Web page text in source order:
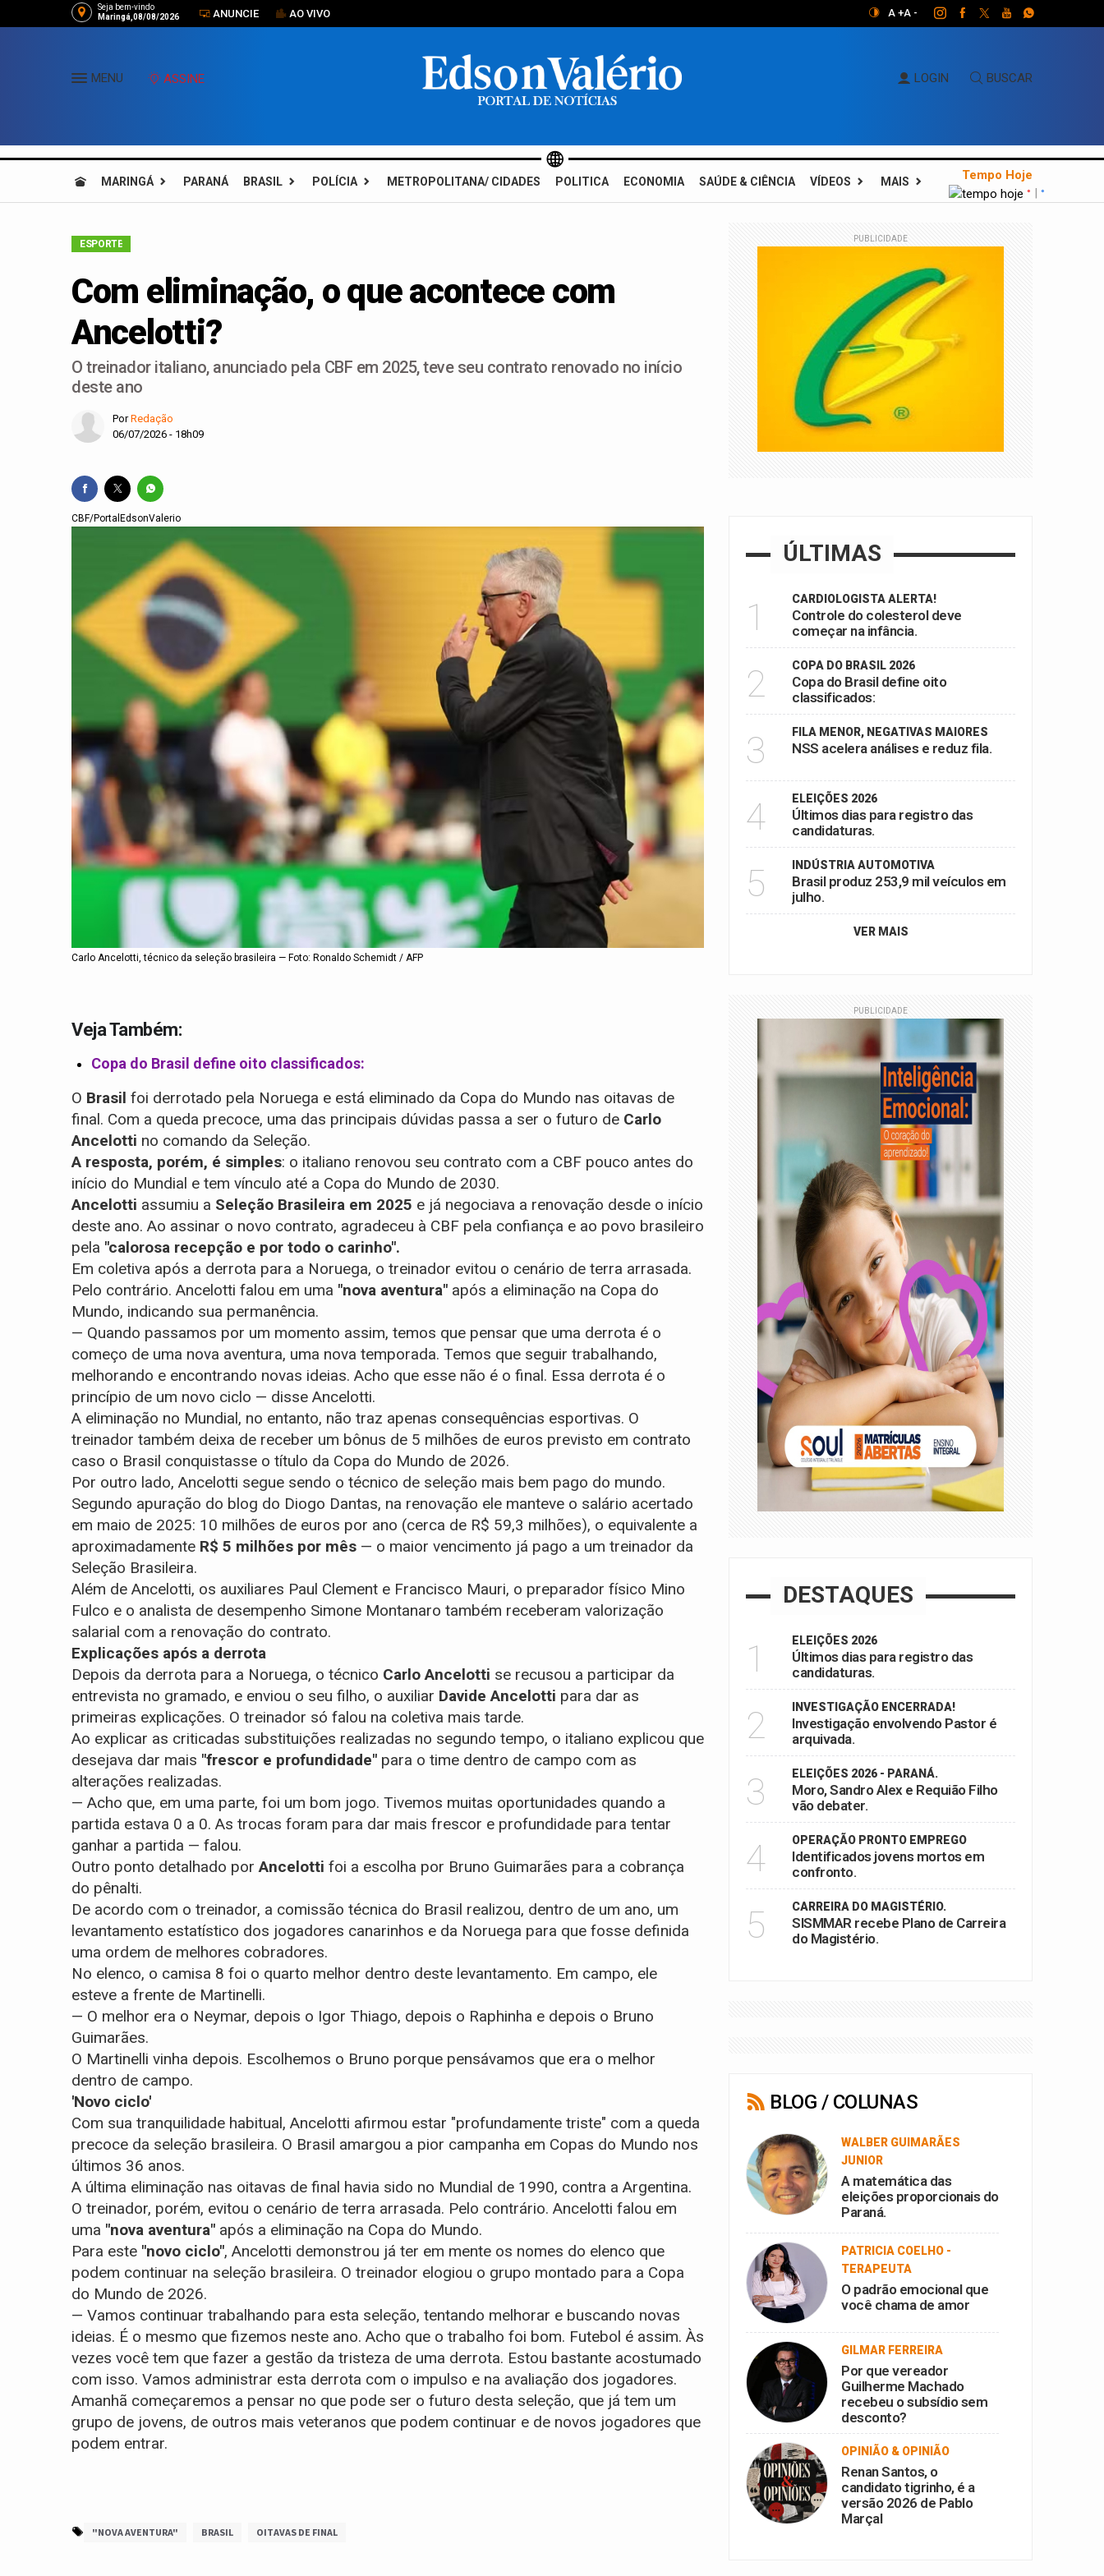
Seja bem-vindo
Maringá,08/08/2026
ANUNCIE AO VIVO A +A -
MENU ASSINE LOGIN BUSCAR
MARINGÁ PARANÁ BRASIL POLÍCIA METROPOLITANA/ CIDADES POLITICA ECONOMIA SAÚDE & CIÊNCIA VÍDEOS MAIS Tempo Hoje
° | °
ESPORTE
Com eliminação, o que acontece com
Ancelotti?
O treinador italiano, anunciado pela CBF em 2025, teve seu contrato renovado no início
deste ano
PorRedação
06/07/2026 - 18h09
CBF/PortalEdsonValerio
Carlo Ancelotti, técnico da seleção brasileira — Foto: Ronaldo Schemidt / AFP
Veja Também:
Copa do Brasil define oito classificados:
O Brasil foi derrotado pela Noruega e está eliminado da Copa do Mundo nas oitavas de
final. Com a queda precoce, uma das principais dúvidas passa a ser o futuro de Carlo
Ancelotti no comando da Seleção.
A resposta, porém, é simples: o italiano renovou seu contrato com a CBF pouco antes do
início do Mundial e tem vínculo até a Copa do Mundo de 2030.
Ancelotti assumiu a Seleção Brasileira em 2025 e já negociava a renovação desde o início
deste ano. Ao assinar o novo contrato, agradeceu à CBF pela confiança e ao povo brasileiro
pela "calorosa recepção e por todo o carinho".
Em coletiva após a derrota para a Noruega, o treinador evitou o cenário de terra arrasada.
Pelo contrário. Ancelotti falou em uma "nova aventura" após a eliminação na Copa do
Mundo, indicando sua permanência.
— Quando passamos por um momento assim, temos que pensar que uma derrota é o
começo de uma nova aventura, uma nova temporada. Temos que seguir trabalhando,
melhorando e encontrando novas ideias. Acho que esse não é o final. Essa derrota é o
princípio de um novo ciclo — disse Ancelotti.
A eliminação no Mundial, no entanto, não traz apenas consequências esportivas. O
treinador também deixa de receber um bônus de 5 milhões de euros previsto em contrato
caso o Brasil conquistasse o título da Copa do Mundo de 2026.
Por outro lado, Ancelotti segue sendo o técnico de seleção mais bem pago do mundo.
Segundo apuração do blog do Diogo Dantas, na renovação ele manteve o salário acertado
em maio de 2025: 10 milhões de euros por ano (cerca de R$ 59,3 milhões), o equivalente a
aproximadamente R$ 5 milhões por mês — o maior vencimento já pago a um treinador da
Seleção Brasileira.
Além de Ancelotti, os auxiliares Paul Clement e Francisco Mauri, o preparador físico Mino
Fulco e o analista de desempenho Simone Montanaro também receberam valorização
salarial com a renovação do contrato.
Explicações após a derrota
Depois da derrota para a Noruega, o técnico Carlo Ancelotti se recusou a participar da
entrevista no gramado, e enviou o seu filho, o auxiliar Davide Ancelotti para dar as
primeiras explicações. O treinador só falou na coletiva mais tarde.
Ao explicar as criticadas substituições realizadas no segundo tempo, o italiano explicou que
desejava dar mais "frescor e profundidade" para o time dentro de campo com as
alterações realizadas.
— Acho que, em uma parte, foi um bom jogo. Tivemos muitas oportunidades quando a
partida estava 0 a 0. As trocas foram para dar mais frescor e profundidade para tentar
ganhar a partida — falou.
Outro ponto detalhado por Ancelotti foi a escolha por Bruno Guimarães para a cobrança
do pênalti.
De acordo com o treinador, a comissão técnica do Brasil realizou, dentro de um ano, um
levantamento estatístico dos jogadores canarinhos e da Noruega para que fosse definida
uma ordem de melhores cobradores.
No elenco, o camisa 8 foi o quarto melhor dentro deste levantamento. Em campo, ele
esteve a frente de Martinelli.
— O melhor era o Neymar, depois o Igor Thiago, depois o Raphinha e depois o Bruno
Guimarães.
O Martinelli vinha depois. Escolhemos o Bruno porque pensávamos que era o melhor
dentro de campo.
'Novo ciclo'
Com sua tranquilidade habitual, Ancelotti afirmou estar "profundamente triste" com a queda
precoce da seleção brasileira. O Brasil amargou a pior campanha em Copas do Mundo nos
últimos 36 anos.
A última eliminação nas oitavas de final havia sido no Mundial de 1990, contra a Argentina.
O treinador, porém, evitou o cenário de terra arrasada. Pelo contrário. Ancelotti falou em
uma "nova aventura" após a eliminação na Copa do Mundo.
Para este "novo ciclo", Ancelotti demonstrou já ter em mente os nomes do elenco que
podem continuar na seleção brasileira. O treinador elogiou o grupo montado para a Copa
do Mundo de 2026.
— Vamos continuar trabalhando para esta seleção, tentando melhorar e buscando novas
ideias. É o mesmo que fizemos neste ano. Acho que o trabalho foi bom. Futebol é assim. Às
vezes você tem que fazer a gestão da tristeza de uma derrota. Estou bastante acostumado
com isso. Vamos administrar esta derrota com o impulso e na avaliação dos jogadores.
Amanhã começaremos a pensar no que pode ser o futuro desta seleção, que já tem um
grupo de jovens, de outros mais veteranos que podem continuar e de novos jogadores que
podem entrar.
"NOVA AVENTURA" BRASIL OITAVAS DE FINAL
PUBLICIDADE
ÚLTIMAS
1 CARDIOLOGISTA ALERTA!
Controle do colesterol deve
começar na infância.
2 COPA DO BRASIL 2026
Copa do Brasil define oito
classificados:
3 FILA MENOR, NEGATIVAS MAIORES
NSS acelera análises e reduz fila.
4 ELEIÇÕES 2026
Últimos dias para registro das
candidaturas.
5 INDÚSTRIA AUTOMOTIVA
Brasil produz 253,9 mil veículos em
julho.
VER MAIS
PUBLICIDADE
DESTAQUES
1 ELEIÇÕES 2026
Últimos dias para registro das
candidaturas.
2 INVESTIGAÇÃO ENCERRADA!
Investigação envolvendo Pastor é
arquivada.
3 ELEIÇÕES 2026 - PARANÁ.
Moro, Sandro Alex e Requião Filho
vão debater.
4 OPERAÇÃO PRONTO EMPREGO
Identificados jovens mortos em
confronto.
5 CARREIRA DO MAGISTÉRIO.
SISMMAR recebe Plano de Carreira
do Magistério.
BLOG / COLUNAS
WALBER GUIMARÃES
JUNIOR
A matemática das
eleições proporcionais do
Paraná.
PATRICIA COELHO -
TERAPEUTA
O padrão emocional que
você chama de amor
GILMAR FERREIRA
Por que vereador
Guilherme Machado
recebeu o subsídio sem
desconto?
OPINIÃO & OPINIÃO
Renan Santos, o
candidato tigrinho, é a
versão 2026 de Pablo
Marçal